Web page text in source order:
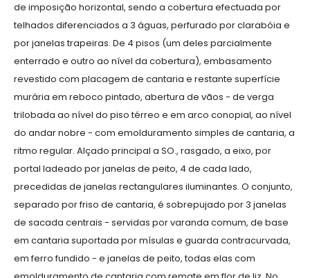
de imposição horizontal, sendo a cobertura efectuada por
telhados diferenciados a 3 águas, perfurado por clarabóia e
por janelas trapeiras. De 4 pisos (um deles parcialmente
enterrado e outro ao nível da cobertura), embasamento
revestido com placagem de cantaria e restante superfície
murária em reboco pintado, abertura de vãos - de verga
trilobada ao nível do piso térreo e em arco conopial, ao nível
do andar nobre - com emolduramento simples de cantaria, a
ritmo regular. Alçado principal a SO., rasgado, a eixo, por
portal ladeado por janelas de peito, 4 de cada lado,
precedidas de janelas rectangulares iluminantes. O conjunto,
separado por friso de cantaria, é sobrepujado por 3 janelas
de sacada centrais - servidas por varanda comum, de base
em cantaria suportada por mísulas e guarda contracurvada,
em ferro fundido - e janelas de peito, todas elas com